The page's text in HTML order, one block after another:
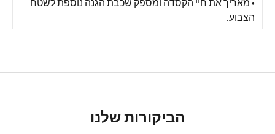
• מאריך את חיי הקסדה ומספק שכבת הגנה נוספת לשטח
הצבוע.
הביקורות שלנו